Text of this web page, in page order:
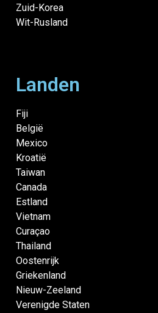
Zuid-Korea
Wit-Rusland
Landen
Fiji
België
Mexico
Kroatië
Taiwan
Canada
Estland
Vietnam
Curaçao
Thailand
Oostenrijk
Griekenland
Nieuw-Zeeland
Verenigde Staten